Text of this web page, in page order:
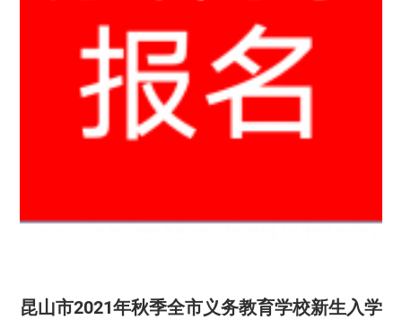
昆山市2021年秋季全市义务教育学校新生入学